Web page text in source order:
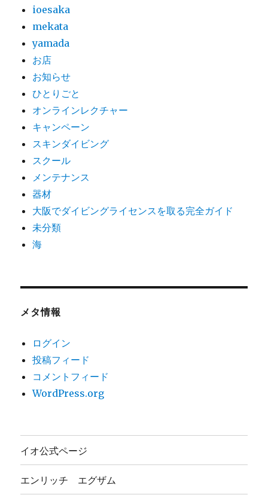
ioesaka
mekata
yamada
お店
お知らせ
ひとりごと
オンラインレクチャー
キャンペーン
スキンダイビング
スクール
メンテナンス
器材
大阪でダイビングライセンスを取る完全ガイド
未分類
海
メタ情報
ログイン
投稿フィード
コメントフィード
WordPress.org
イオ公式ページ
エンリッチ エグザム